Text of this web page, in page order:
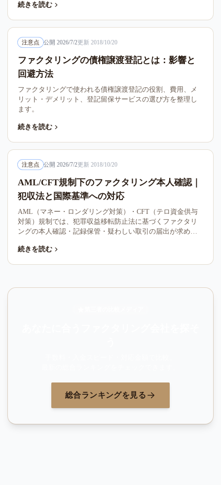
続きを読む
注意点 公開 2026/7/2更新 2018/10/20
ファクタリングの債権譲渡登記とは：影響と
回避方法
ファクタリングで使われる債権譲渡登記の役割、費用、メ
リット・デメリット、登記留保サービスの選び方を整理し
ます。
続きを読む
注意点 公開 2026/7/2更新 2018/10/20
AML/CFT規制下のファクタリング本人確認｜
犯収法と国際基準への対応
AML（マネー・ロンダリング対策）・CFT（テロ資金供与
対策）規制では、犯罪収益移転防止法に基づくファクタリ
ングの本人確認・記録保管・疑わしい取引の届出が求めら
ます。
続きを読む
総合ランキングを見る